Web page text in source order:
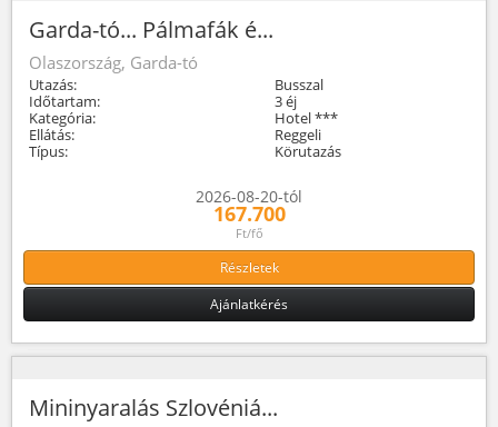
Garda-tó... Pálmafák é...
Olaszország, Garda-tó
Utazás:
Busszal
Időtartam:
3 éj
Kategória:
Hotel ***
Ellátás:
Reggeli
Típus:
Körutazás
2026-08-20-tól
167.700
Ft/fő
Részletek
Ajánlatkérés
Mininyaralás Szlovéniá...